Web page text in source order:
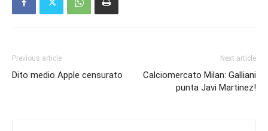
Previous article
Dito medio Apple censurato
Next article
Calciomercato Milan: Galliani
punta Javi Martinez!